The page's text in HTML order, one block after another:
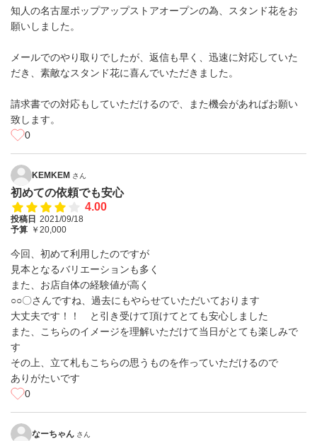
知人の名古屋ポップアップストアオープンの為、スタンド花をお
願いしました。
メールでのやり取りでしたが、返信も早く、迅速に対応していた
だき、素敵なスタンド花に喜んでいただきました。
請求書での対応もしていただけるので、また機会があればお願い
致します。
0
KEMKEM さん
初めての依頼でも安心
4.00
投稿日 2021/09/18
予算 ￥20,000
今回、初めて利用したのですが
見本となるバリエーションも多く
また、お店自体の経験値が高く
○○〇さんですね、過去にもやらせていただいております
大丈夫です！！ と引き受けて頂けてとても安心しました
また、こちらのイメージを理解いただけて当日がとても楽しみで
す
その上、立て札もこちらの思うものを作っていただけるので
ありがたいです
0
なーちゃん さん